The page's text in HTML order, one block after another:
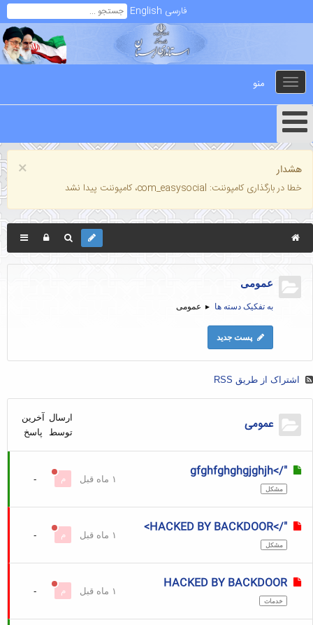
فارسی English
Toggle
navigation
منو
×
هشدار
خطا در بارگذاری کامپوننت: com_easysocial، کامپوننت پیدا نشد
عمومی
به تفکیک دسته ها عمومی
پست جدید
اشتراک از طریق RSS
عمومی
ارسال
توسط
آخرین
پاسخ
"/>gfghfghghgjghjh
مشکل
۱ ماه قبل م -
"/>HACKED BY BACKDOOR>
مشکل
۱ ماه قبل م -
HACKED BY BACKDOOR
خدمات
۱ ماه قبل م -